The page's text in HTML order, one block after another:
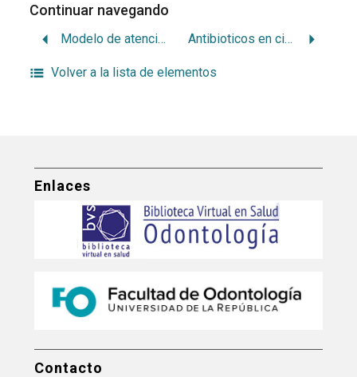
Continuar navegando
Modelo de atención: normas. Servicios de atención odontológica colectivos Antibioticos en cirugía buco-maxilar
Volver a la lista de elementos
Enlaces
Contacto